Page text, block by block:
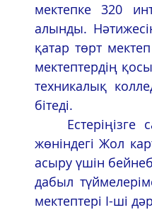
мектепке 320
алынды.
қатар төрт
мектептердің
техникалық
бітеді.
жөніндегі Жол
асыру үшін
дабыл
мектептері I-ші